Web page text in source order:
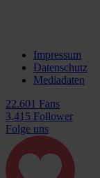
Impressum
Datenschutz
Mediadaten
22.601 Fans
3.415 Follower
Folge uns